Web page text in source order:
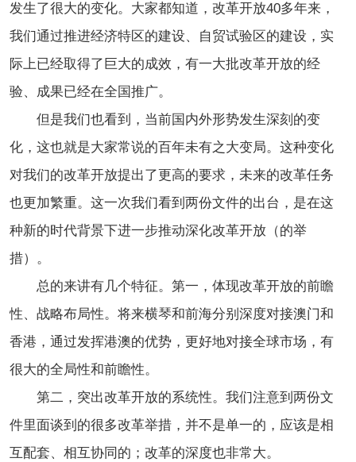
发生了很大的变化。大家都知道，改革开放40多年来，
我们通过推进经济特区的建设、自贸试验区的建设，实
际上已经取得了巨大的成效，有一大批改革开放的经
验、成果已经在全国推广。
但是我们也看到，当前国内外形势发生深刻的变
化，这也就是大家常说的百年未有之大变局。这种变化
对我们的改革开放提出了更高的要求，未来的改革任务
也更加繁重。这一次我们看到两份文件的出台，是在这
种新的时代背景下进一步推动深化改革开放（的举
措）。
总的来讲有几个特征。第一，体现改革开放的前瞻
性、战略布局性。将来横琴和前海分别深度对接澳门和
香港，通过发挥港澳的优势，更好地对接全球市场，有
很大的全局性和前瞻性。
第二，突出改革开放的系统性。我们注意到两份文
件里面谈到的很多改革举措，并不是单一的，应该是相
互配套、相互协同的；改革的深度也非常大。